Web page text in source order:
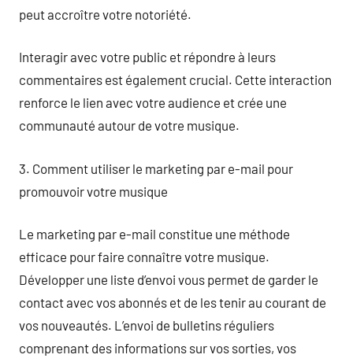
peut accroître votre notoriété.
Interagir avec votre public et répondre à leurs
commentaires est également crucial. Cette interaction
renforce le lien avec votre audience et crée une
communauté autour de votre musique.
3. Comment utiliser le marketing par e-mail pour
promouvoir votre musique
Le marketing par e-mail constitue une méthode
efficace pour faire connaître votre musique.
Développer une liste d’envoi vous permet de garder le
contact avec vos abonnés et de les tenir au courant de
vos nouveautés. L’envoi de bulletins réguliers
comprenant des informations sur vos sorties, vos